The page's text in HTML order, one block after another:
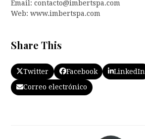
Email: contacto@imbertspa.com
Web: www.imbertspa.com
Share This
Twitter Facebook
LinkedIn
Correo electrónico